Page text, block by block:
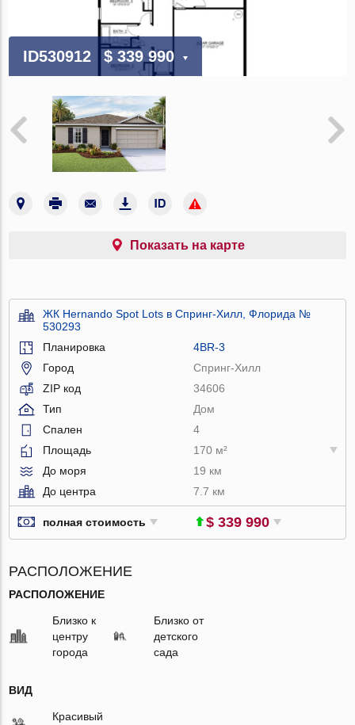
ID530912 $ 339 990
Показать на карте
ЖК Hernando Spot Lots в Спринг-Хилл, Флорида №
530293
Планировка
4BR-3
Город
Спринг-Хилл
ZIP код
34606
Тип
Дом
Спален
4
Площадь
170 м²
До моря
19 км
До центра
7.7 км
полная стоимость $ 339 990
РАСПОЛОЖЕНИЕ
РАСПОЛОЖЕНИЕ
Близко к
центру
города
Близко от
детского
сада
ВИД
Красивый